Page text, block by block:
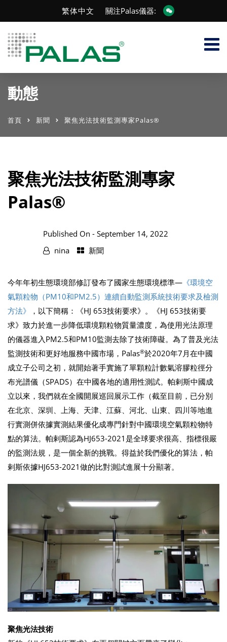
繁体中文 關注Palas儀器:
動態
首頁 新聞 聚焦光法技術監測專家Palas®
聚焦光法技術監測專家
Palas®
Published On - September 14, 2022
nina
新聞
今年年初生態環境部修訂發布了國家生態環境標準— 《環境空
氣顆粒物（PM10和PM2.5）連續自動監測系統技術要求及檢測
方法》
，以下簡稱：《HJ 653技術要求》。《HJ 653技術要
求》致力於進一步降低環境顆粒物質量濃度，為使用光法原理
的儀器進入PM2.5和PM10監測去除了技術障礙。為了普及光法
監測技術和更好地服務中國市場，Palas®於2020年7月在中國
成立子公司之初，就開始著手實施了單顆粒計數氣溶膠粒徑分
布光譜儀（SPADS）在中國各地的適用性測試。帕剌斯中國成
立以來，我們就在全國開展巡回展示工作（截至目前，已分別
在北京、深圳、上海、天津、江蘇、河北、山東、四川等地進
行實測併依據實測結果優化成專門針對中國環境空氣顆粒物特
點的算法。帕剌斯認為HJ653-2021是全球要求很高、指標很嚴
的監測法規，是一個全新的挑戰。得益於我們優化的算法，帕
剌斯依據HJ653-2021做的比對測試進展十分顯著。
聚焦光法技術